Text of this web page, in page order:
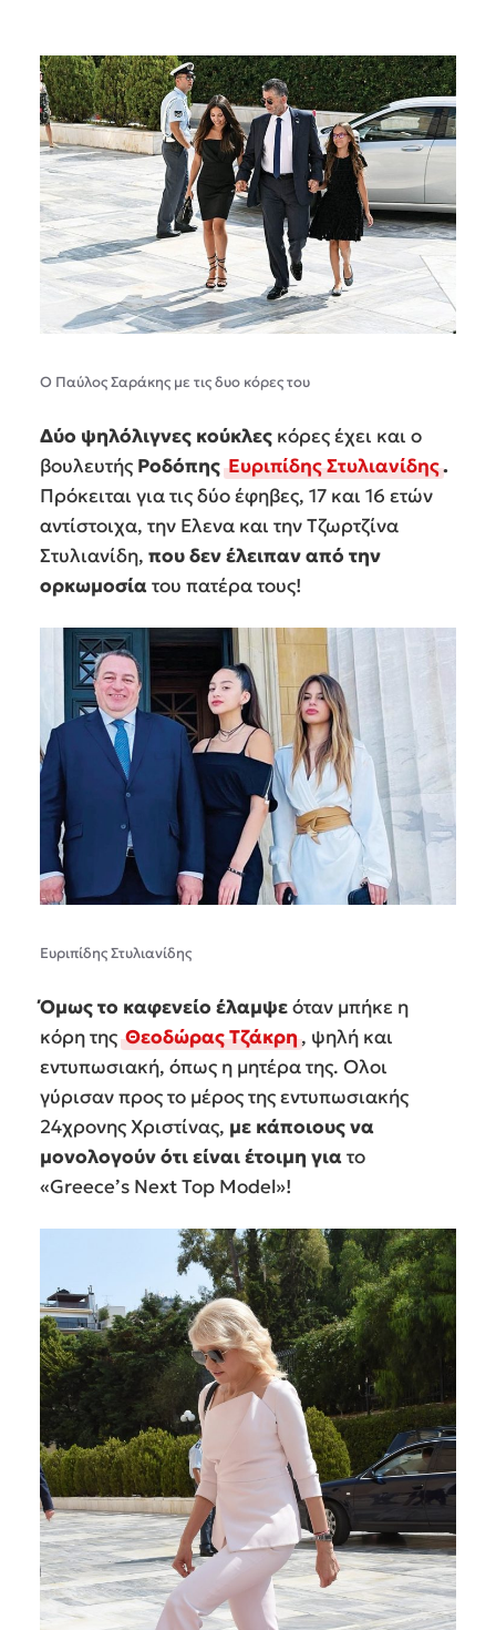
Ο Παύλος Σαράκης με τις δυο κόρες του
Δύο ψηλόλιγνες κούκλες κόρες έχει και ο
βουλευτής ΡοδόπηςΕυριπίδης Στυλιανίδης.
Πρόκειται για τις δύο έφηβες, 17 και 16 ετών
αντίστοιχα, την Ελενα και την Τζωρτζίνα
Στυλιανίδη, που δεν έλειπαν από την
ορκωμοσίατου πατέρα τους!
Ευριπίδης Στυλιανίδης
Όμως το καφενείο έλαμψεόταν μπήκε η
κόρη τηςΘεοδώρας Τζάκρη, ψηλή και
εντυπωσιακή, όπως η μητέρα της. Ολοι
γύρισαν προς το μέρος της εντυπωσιακής
24χρονης Χριστίνας, με κάποιους να
μονολογούν ότι είναι έτοιμη γιατο
«Greece’s Next Top Model»!